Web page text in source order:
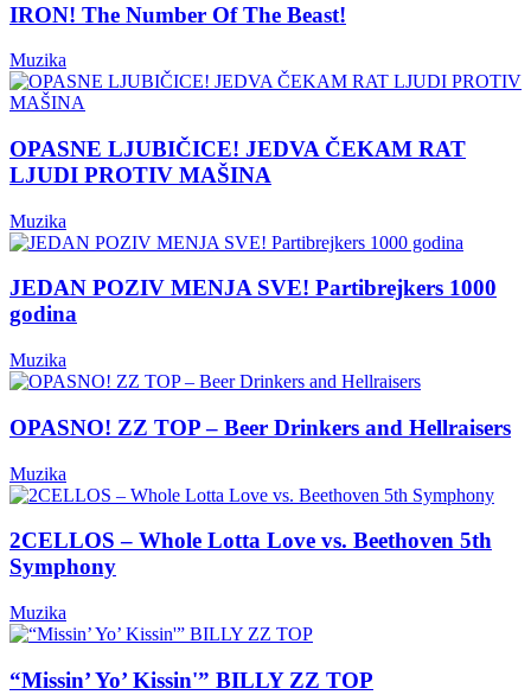
IRON! The Number Of The Beast!
Muzika
OPASNE LJUBIČICE! JEDVA ČEKAM RAT
LJUDI PROTIV MAŠINA
Muzika
JEDAN POZIV MENJA SVE! Partibrejkers 1000
godina
Muzika
OPASNO! ZZ TOP – Beer Drinkers and Hellraisers
Muzika
2CELLOS – Whole Lotta Love vs. Beethoven 5th
Symphony
Muzika
“Missin’ Yo’ Kissin'” BILLY ZZ TOP